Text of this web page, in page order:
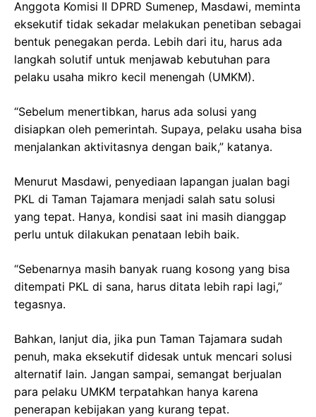
Anggota Komisi II DPRD Sumenep, Masdawi, meminta
eksekutif tidak sekadar melakukan penetiban sebagai
bentuk penegakan perda. Lebih dari itu, harus ada
langkah solutif untuk menjawab kebutuhan para
pelaku usaha mikro kecil menengah (UMKM).
“Sebelum menertibkan, harus ada solusi yang
disiapkan oleh pemerintah. Supaya, pelaku usaha bisa
menjalankan aktivitasnya dengan baik,” katanya.
Menurut Masdawi, penyediaan lapangan jualan bagi
PKL di Taman Tajamara menjadi salah satu solusi
yang tepat. Hanya, kondisi saat ini masih dianggap
perlu untuk dilakukan penataan lebih baik.
“Sebenarnya masih banyak ruang kosong yang bisa
ditempati PKL di sana, harus ditata lebih rapi lagi,”
tegasnya.
Bahkan, lanjut dia, jika pun Taman Tajamara sudah
penuh, maka eksekutif didesak untuk mencari solusi
alternatif lain. Jangan sampai, semangat berjualan
para pelaku UMKM terpatahkan hanya karena
penerapan kebijakan yang kurang tepat.